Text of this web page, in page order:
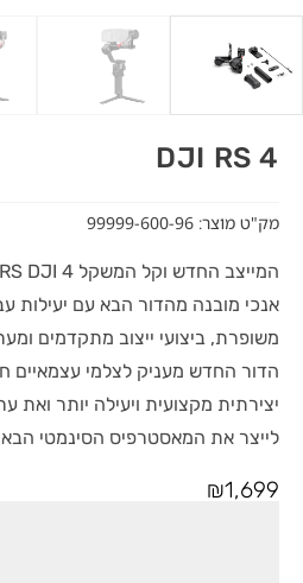
DJI RS 4
מק"ט מוצר: 99999-600-96
אנכי מובנה מהדור הבא עם יעילות
משופרת, ביצועי ייצוב מתקדמים
הדור החדש מעניק לצלמי עצמאיים
יצירתית מקצועית ויעילה יותר
לייצר את המאסטרפיס הסינמטי
₪1,699